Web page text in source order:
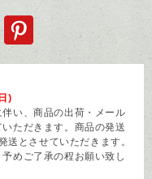
)
い、商品の出荷・メール
ただきます。商品の発送
とさせていただきます。
めご了承の程お願い致し